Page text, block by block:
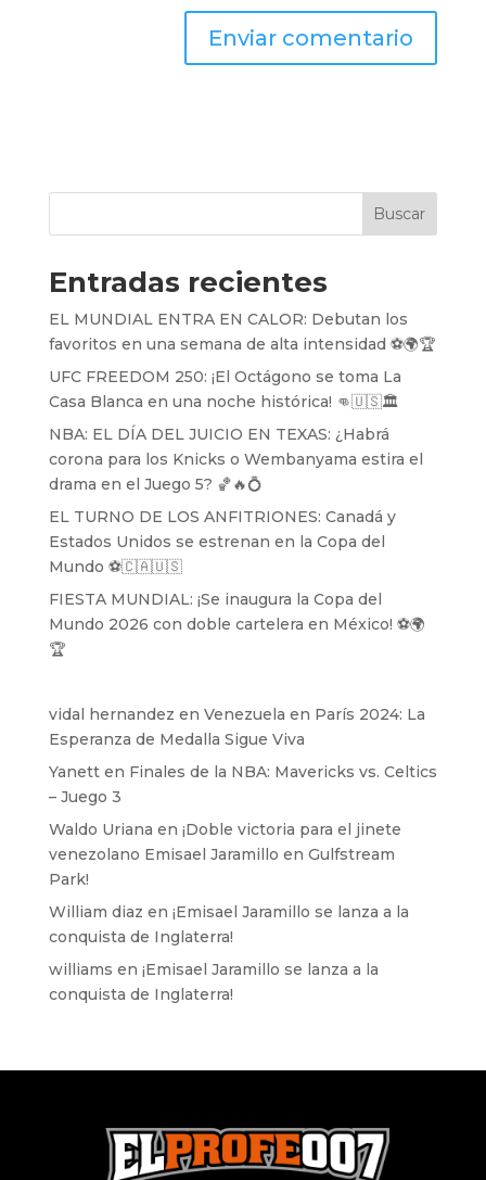
Buscar
Entradas recientes
EL MUNDIAL ENTRA EN CALOR: Debutan los
favoritos en una semana de alta intensidad ⚽️🌍🏆
UFC FREEDOM 250: ¡El Octágono se toma La
Casa Blanca en una noche histórica! 👊🇺🇸🏛️
NBA: EL DÍA DEL JUICIO EN TEXAS: ¿Habrá
corona para los Knicks o Wembanyama estira el
drama en el Juego 5? 🏀🔥💍
EL TURNO DE LOS ANFITRIONES: Canadá y
Estados Unidos se estrenan en la Copa del
Mundo ⚽️🇨🇦🇺🇸
FIESTA MUNDIAL: ¡Se inaugura la Copa del
Mundo 2026 con doble cartelera en México! ⚽️🌍
🏆
vidal hernandez en Venezuela en París 2024: La
Esperanza de Medalla Sigue Viva
Yanetten Finales de la NBA: Mavericks vs. Celtics
– Juego 3
Waldo Uriana en ¡Doble victoria para el jinete
venezolano Emisael Jaramillo en Gulfstream
Park!
William diaz en ¡Emisael Jaramillo se lanza a la
conquista de Inglaterra!
williams en ¡Emisael Jaramillo se lanza a la
conquista de Inglaterra!